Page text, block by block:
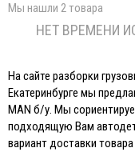
Мы нашли 2 товара
НЕТ ВРЕМЕНИ
На сайте разборки
Екатеринбурге мы
MAN б/у. Мы
подходящую Вам
вариант доставки